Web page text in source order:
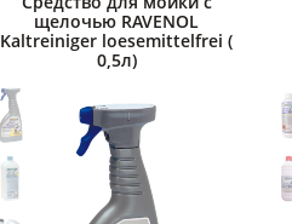
щелочью RAVENOL
Kaltreiniger loesemittelfrei (
0,5л)